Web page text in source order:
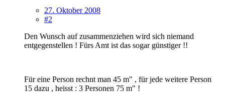
27. Oktober 2008
#2
Den Wunsch auf zusammenziehen wird sich niemand
entgegenstellen ! Fürs Amt ist das sogar günstiger !!
Für eine Person rechnt man 45 m" , für jede weitere Person
15 dazu , heisst : 3 Personen 75 m" !